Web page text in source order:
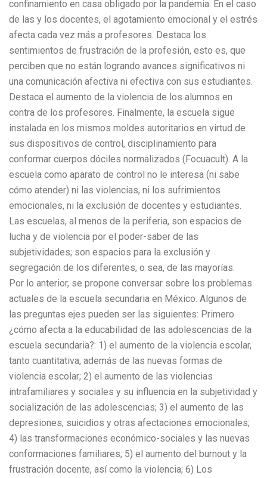
confinamiento en casa obligado por la pandemia. En el caso
de las y los docentes, el agotamiento emocional y el estrés
afecta cada vez más a profesores. Destaca los
sentimientos de frustración de la profesión, esto es, que
perciben que no están logrando avances significativos ni
una comunicación afectiva ni efectiva con sus estudiantes.
Destaca el aumento de la violencia de los alumnos en
contra de los profesores. Finalmente, la escuela sigue
instalada en los mismos moldes autoritarios en virtud de
sus dispositivos de control, disciplinamiento para
conformar cuerpos dóciles normalizados (Focuacult). A la
escuela como aparato de control no le interesa (ni sabe
cómo atender) ni las violencias, ni los sufrimientos
emocionales, ni la exclusión de docentes y estudiantes.
Las escuelas, al menos de la periferia, son espacios de
lucha y de violencia por el poder-saber de las
subjetividades; son espacios para la exclusión y
segregación de los diferentes, o sea, de las mayorías.
Por lo anterior, se propone conversar sobre los problemas
actuales de la escuela secundaria en México. Algunos de
las preguntas ejes pueden ser las siguientes: Primero
¿cómo afecta a la educabilidad de las adolescencias de la
escuela secundaria?: 1) el aumento de la violencia escolar,
tanto cuantitativa, además de las nuevas formas de
violencia escolar; 2) el aumento de las violencias
intrafamiliares y sociales y su influencia en la subjetividad y
socialización de las adolescencias; 3) el aumento de las
depresiones, suicidios y otras afectaciones emocionales;
4) las transformaciones económico-sociales y las nuevas
conformaciones familiares; 5) el aumento del burnout y la
frustración docente, así como la violencia; 6) Los